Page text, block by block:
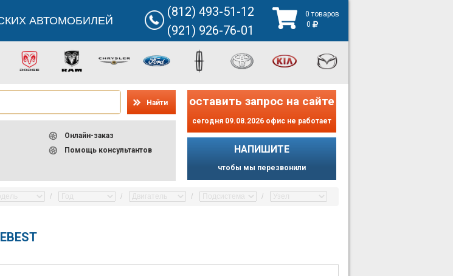
АВТОМОБИЛЕЙ
(812) 493-51-12
(921) 926-76-01
0 товаров
0
Найти
Онлайн-заказ
Помощь консультантов
оставить запрос на сайте
сегодня 09.08.2026 офис не работает
НАПИШИТЕ
чтобы мы перезвонили